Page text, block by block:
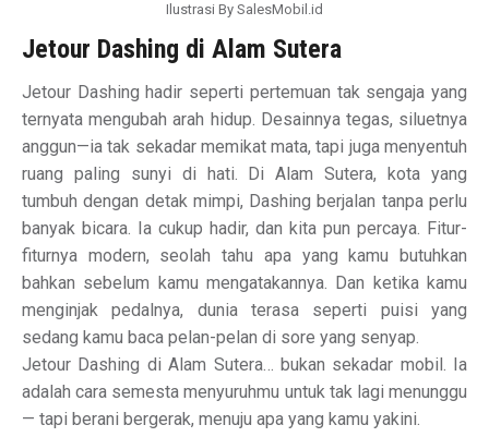
Ilustrasi By SalesMobil.id
Jetour Dashing di Alam Sutera
Jetour Dashing hadir seperti pertemuan tak sengaja yang
ternyata mengubah arah hidup. Desainnya tegas, siluetnya
anggun—ia tak sekadar memikat mata, tapi juga menyentuh
ruang paling sunyi di hati. Di Alam Sutera, kota yang
tumbuh dengan detak mimpi, Dashing berjalan tanpa perlu
banyak bicara. Ia cukup hadir, dan kita pun percaya. Fitur-
fiturnya modern, seolah tahu apa yang kamu butuhkan
bahkan sebelum kamu mengatakannya. Dan ketika kamu
menginjak pedalnya, dunia terasa seperti puisi yang
sedang kamu baca pelan-pelan di sore yang senyap.
Jetour Dashing di Alam Sutera… bukan sekadar mobil. Ia
adalah cara semesta menyuruhmu untuk tak lagi menunggu
— tapi berani bergerak, menuju apa yang kamu yakini.